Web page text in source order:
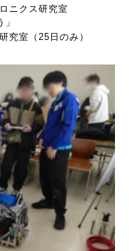
ニクス研究室
究室（25日のみ）